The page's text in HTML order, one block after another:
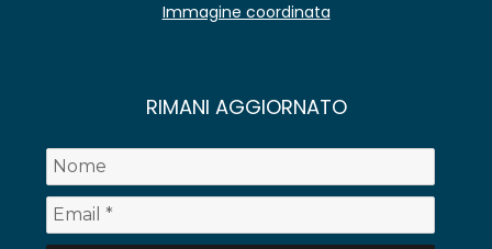
Immagine coordinata
RIMANI AGGIORNATO